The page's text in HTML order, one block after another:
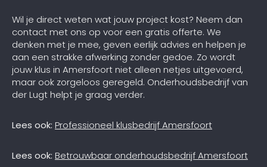
Wil je direct weten wat jouw project kost? Neem dan
contact met ons op voor een gratis offerte. We
denken met je mee, geven eerlijk advies en helpen je
aan een strakke afwerking zonder gedoe. Zo wordt
jouw klus in Amersfoort niet alleen netjes uitgevoerd,
maar ook zorgeloos geregeld. Onderhoudsbedrijf van
der Lugt helpt je graag verder.
Lees ook: Professioneel klusbedrijf Amersfoort
Lees ook: Betrouwbaar onderhoudsbedrijf Amersfoort